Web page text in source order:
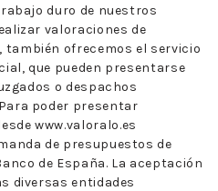
duro de nuestros
valoraciones de
también ofrecemos el servicio
que pueden presentarse
o despachos
poder presentar
www.valoralo.es
de presupuestos de
de España. La aceptación
diversas entidades